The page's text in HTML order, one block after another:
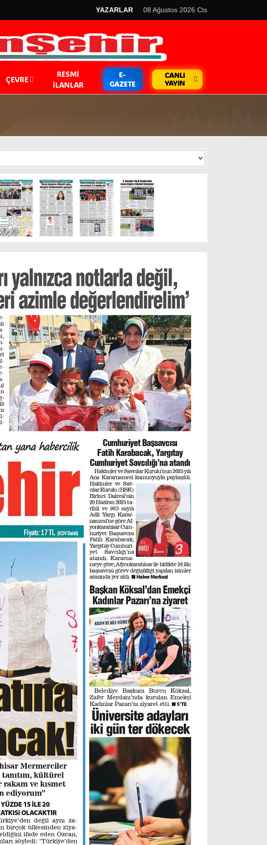
Dünya
Nöbetçi Eczaneler
SPOR
Puan Durumları
Magazin
Hava Durumu
SAĞLIK
Künye
Gizlilik Politikası
Facebook
Instagram
YAZARLAR 08 Ağustos 2026 Cts
ÇEVRE
RESMI
İLANLAR
E-
GAZETE
CANLI
YAYIN